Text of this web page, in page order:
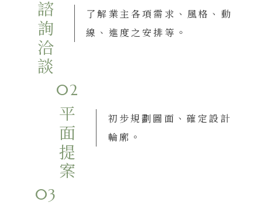
諮詢洽談
了解業主各項需求、風格、動
線、進度之安排等。
02
平面提案
初步規劃圖面、確定設計
輪廓。
03